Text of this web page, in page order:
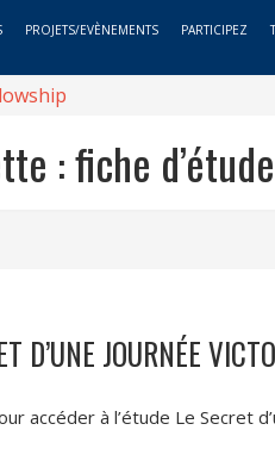
PROJETS/EVÈNEMENTS PARTICIPEZ
:fiche d’étude
D’UNE JOURNÉE
accéder à l’étude Le Secret